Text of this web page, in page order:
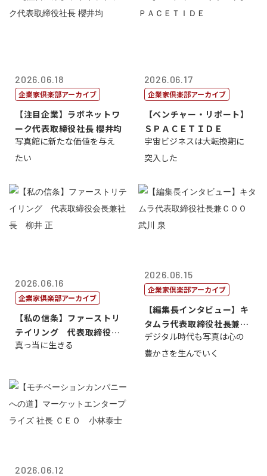
2026.06.18
企業家倶楽部アーカイブ
【注目企業】ラボネットワ
ーク代表取締役社長 櫻井均
写真館に新たな価値を与え
たい
2026.06.17
企業家倶楽部アーカイブ
【ベンチャー・リポート】
ＳＰＡＣＥＴＩＤＥ
宇宙ビジネスは大転換期に
突入した
2026.06.16
企業家倶楽部アーカイブ
【私の信条】ファーストリ
テイリング 代表取締役会
長兼社長 柳...
真っ当に生きる
2026.06.15
企業家倶楽部アーカイブ
【編集長インタビュー】キ
タムラ代表取締役社長兼Ｃ
ＯＯ 武川 ...
デジタル時代も写真は心の
豊かさを生んでいく
2026.06.12